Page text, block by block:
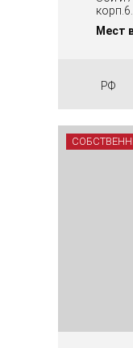
корп.6.
Мест
РФ